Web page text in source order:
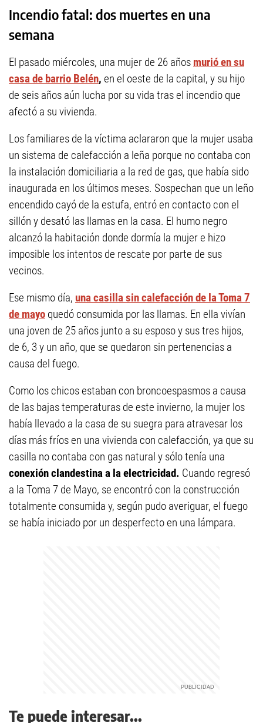
Incendio fatal: dos muertes en una
semana
El pasado miércoles, una mujer de 26 años murió en su
casa de barrio Belén, en el oeste de la capital, y su hijo
de seis años aún lucha por su vida tras el incendio que
afectó a su vivienda.
Los familiares de la víctima aclararon que la mujer usaba
un sistema de calefacción a leña porque no contaba con
la instalación domiciliaria a la red de gas, que había sido
inaugurada en los últimos meses. Sospechan que un leño
encendido cayó de la estufa, entró en contacto con el
sillón y desató las llamas en la casa. El humo negro
alcanzó la habitación donde dormía la mujer e hizo
imposible los intentos de rescate por parte de sus
vecinos.
Ese mismo día, una casilla sin calefacción de la Toma 7
de mayo quedó consumida por las llamas. En ella vivían
una joven de 25 años junto a su esposo y sus tres hijos,
de 6, 3 y un año, que se quedaron sin pertenencias a
causa del fuego.
Como los chicos estaban con broncoespasmos a causa
de las bajas temperaturas de este invierno, la mujer los
había llevado a la casa de su suegra para atravesar los
días más fríos en una vivienda con calefacción, ya que su
casilla no contaba con gas natural y sólo tenía una
conexión clandestina a la electricidad. Cuando regresó
a la Toma 7 de Mayo, se encontró con la construcción
totalmente consumida y, según pudo averiguar, el fuego
se había iniciado por un desperfecto en una lámpara.
Te puede interesar...